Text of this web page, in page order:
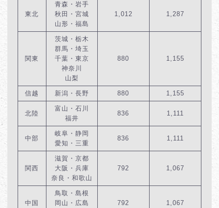
東北
青森・岩手
秋田・宮城
山形・福島
1,012 1,287
関東
茨城・栃木
群馬・埼玉
千葉・東京
神奈川
山梨
880 1,155
信越 新潟・長野 880 1,155
北陸
富山・石川
福井
836 1,111
中部
岐阜・静岡
愛知・三重
836 1,111
関西
滋賀・京都
大阪・兵庫
奈良・和歌山
792 1,067
中国
鳥取・島根
岡山・広島
792 1,067